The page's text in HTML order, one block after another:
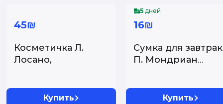
45₪
Косметичка Л.
Лосано,
Купить
5 дней
16₪
Сумка для
П. Мондриан
Купить